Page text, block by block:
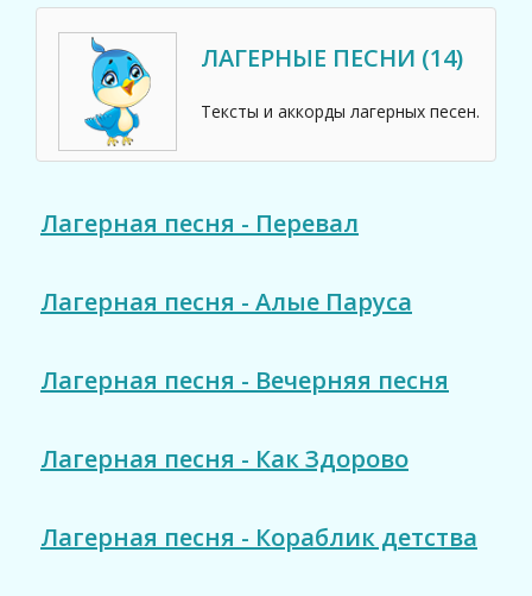
ЛАГЕРНЫЕ ПЕСНИ (14)
Тексты и аккорды лагерных песен.
Лагерная песня - Перевал
Лагерная песня - Алые Паруса
Лагерная песня - Вечерняя песня
Лагерная песня - Как Здоpово
Лагерная песня - Кораблик детства